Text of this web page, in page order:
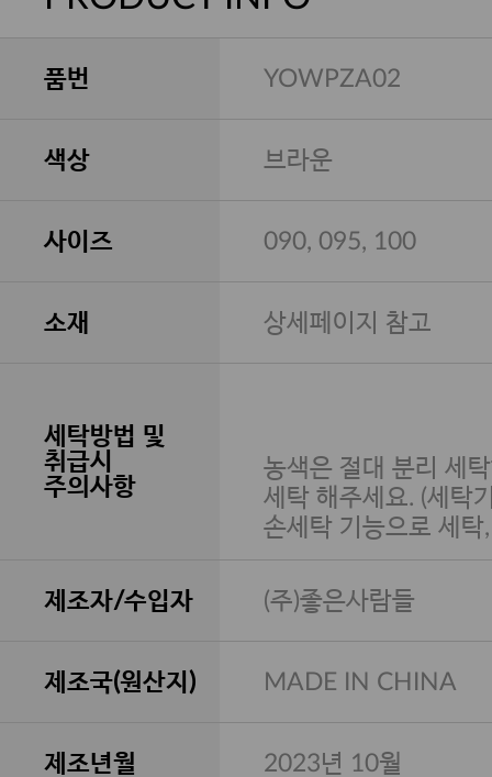
품번 YOWPZA02
색상 브라운
사이즈 090, 095, 100
소재 상세페이지 참고
세탁방법 및
취급시
주의사항
농색은 절대 분리 세
세탁 해주세요. (세탁
손세탁 기능으로 세탁
제조자/수입자 (주)좋은사람들
제조국(원산지) MADE IN CHINA
제조년월 2023년 10월